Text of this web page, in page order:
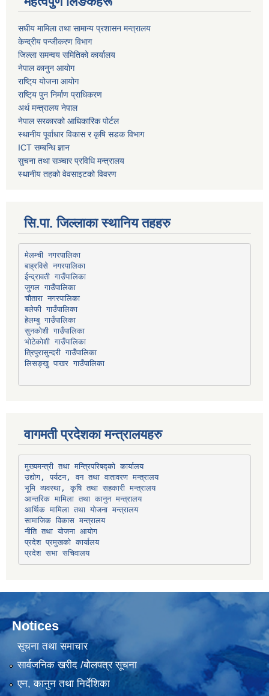
स‌घीय मामिला तथा सामान्य प्रशासन मन्त्रालय
केन्द्रीय पन्जीकरण विभाग
जिल्ला समन्वय समितिको कार्यालय
नेपाल कानुन आयोग
राष्टि्य योजना आयोग
राष्टि्य पुन निर्माण प्राधिकरण
अर्थ मन्त्रालय नेपाल
नेपाल सरकारको आधिकारिक पोर्टल
स्थानीय पूर्वाधार विकास र कृषि सडक विभाग
ICT सम्बन्धि ज्ञान
सुचना तथा सञ्चार प्रविधि मन्त्रालय
स्थानीय तहको वेवसाइटको विवरण
सि.पा. जिल्लाका स्थानिय तहहरु
मेलम्ची नगरपालिका
बाह्रविसे नगरपालिका
ईन्द्रावती गाउँपालिका
जुगल गाउँपालिका
चौतारा नगरपालिका
बलेफी गाउँपालिका
हेलम्बु गाउँपालिका
सुनकोशी गाउँपालिका
भोटेकोशी गाउँपालिका
त्रिपुरासुन्दरी गाउँपालिका
लिसङ्खु पाखर गाउँपालिका
वागमती प्रदेशका मन्त्रालयहरु
मुख्यमन्त्री तथा मन्त्रिपरिषद्को कार्यालय
उद्योग, पर्यटन, वन तथा वातावरण मन्त्रालय
भूमि व्यवस्था, कृषि तथा सहकारी मन्त्रालय
आन्तरिक मामिला तथा कानुन मन्त्रालय
आर्थिक मामिला तथा योजना मन्त्रालय
सामाजिक विकास मन्त्रालय
नीति तथा योजना आयोग
प्रदेश प्रमुखको कार्यालय
प्रदेश सभा सचिवालय
Notices
सूचना तथा समाचार
सार्वजनिक खरीद /बोलपत्र सूचना
एन, कानुन तथा निर्देशिका